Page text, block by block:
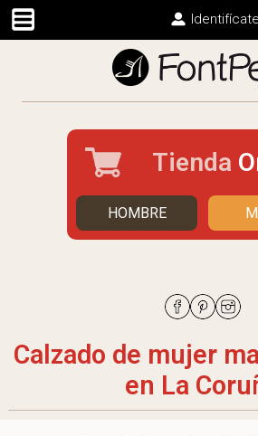
Identifícate
Tienda
HOMBRE
Calzado de mujer
en La